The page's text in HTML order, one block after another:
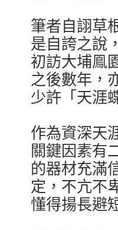
筆者自詡草
是自誇之說
初訪大埔鳯
之後數年，
少許「天涯
作為資深天
關鍵因素有
的器材充滿
定，不亢不
懂得揚長避